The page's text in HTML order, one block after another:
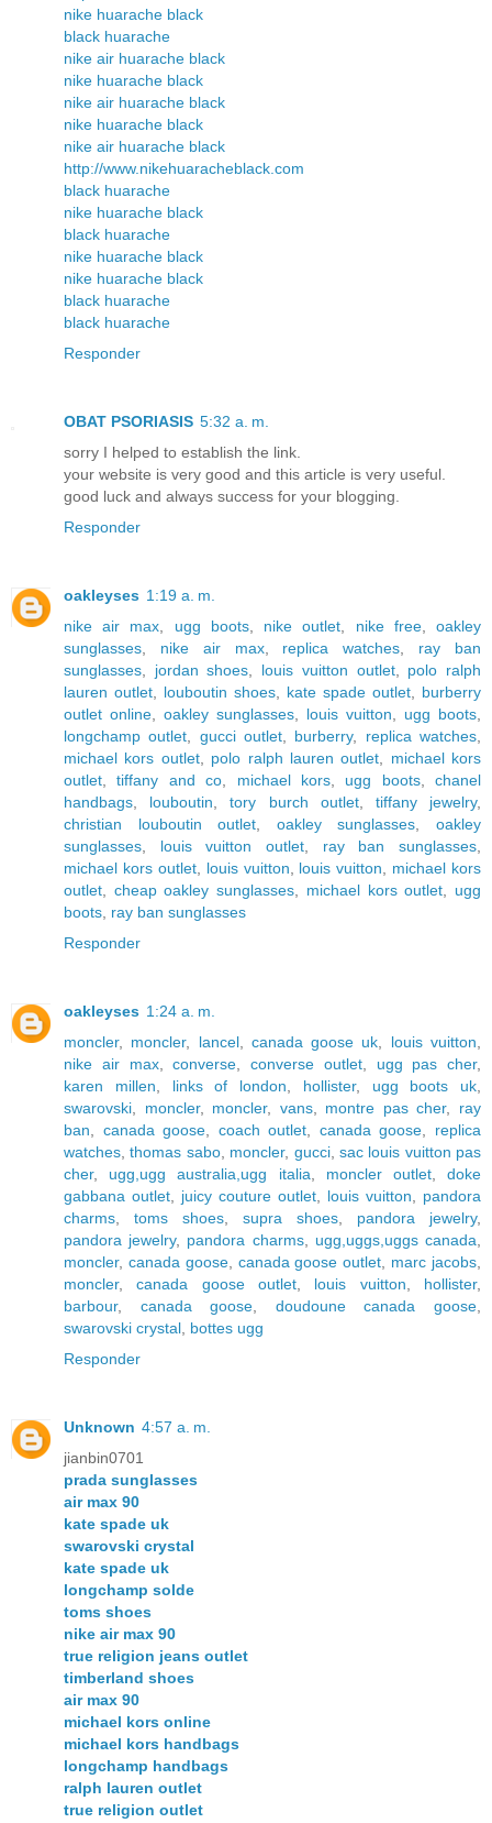
nike huarache black
black huarache
nike air huarache black
nike huarache black
nike air huarache black
nike huarache black
nike air huarache black
http://www.nikehuaracheblack.com
black huarache
nike huarache black
black huarache
nike huarache black
nike huarache black
black huarache
black huarache
Responder
OBAT PSORIASIS 5:32 a. m.
sorry I helped to establish the link.
your website is very good and this article is very useful.
good luck and always success for your blogging.
Responder
oakleyses 1:19 a. m.
nike air max
ugg boots, nike outlet nike free,oakley
sunglasses
nike air max, replica watches
ray ban
sunglasses
jordan shoes louis vuitton outlet, polo ralph
lauren outlet
louboutin shoes kate spade outlet
burberry
outlet online
oakley sunglasses louis vuitton ugg boots
longchamp outlet
gucci outlet burberry, replica watches
michael kors outlet, polo ralph lauren outlet
michael kors
outlet ,tiffany and co michael kors, ugg boots, chanel
handbags
louboutin ,tory burch outlet, tiffany jewelry,
christian louboutin outlet
oakley sunglasses ,oakley
sunglasses
louis vuitton outlet ray ban sunglasses
michael kors outlet, louis vuitton louis vuitton
michael kors
outlet
cheap oakley sunglasses michael kors outlet
ugg
boots ray ban sunglasses
Responder
oakleyses 1:24 a. m.
moncler, moncler, lancel, canada goose uk louis vuitton
nike air max,converse converse outlet, ugg pas cher,
karen millen
links of london hollister, ugg boots uk
swarovski
moncler, moncler, vans, montre pas cher, ray
ban
canada goose coach outlet canada goose
replica
watches ,thomas sabo, moncler, gucci, sac louis vuitton pas
cher, ugg,ugg australia,ugg italia moncler outlet,doke
gabbana outlet
juicy couture outlet louis vuitton
pandora
charms
toms shoes supra shoes pandora jewelry,
pandora jewelry, pandora charms, ugg,uggs,uggs canada
moncler, canada goose, canada goose outlet marc jacobs
moncler,canada goose outlet louis vuitton hollister,
barbour, canada goose doudoune canada goose
swarovski crystal bottes ugg
Responder
Unknown 4:57 a. m.
jianbin0701
prada sunglasses
air max 90
kate spade uk
swarovski crystal
kate spade uk
longchamp solde
toms shoes
nike air max 90
true religion jeans outlet
timberland shoes
air max 90
michael kors online
michael kors handbags
longchamp handbags
ralph lauren outlet
true religion outlet